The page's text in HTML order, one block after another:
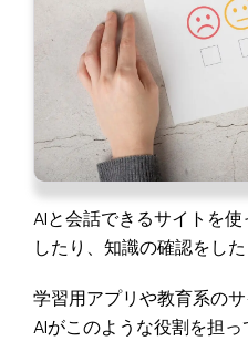
AIと会話できるサイトを
したり、知識の確認をし
学習用アプリや教育系の
AIがこのような役割を担っ